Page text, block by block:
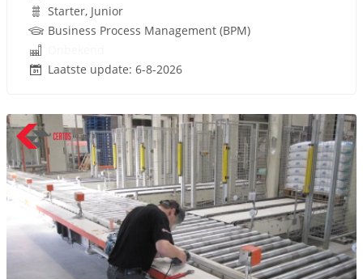
Starter, Junior
Business Process Management (BPM)
Laatste update: 6-8-2026